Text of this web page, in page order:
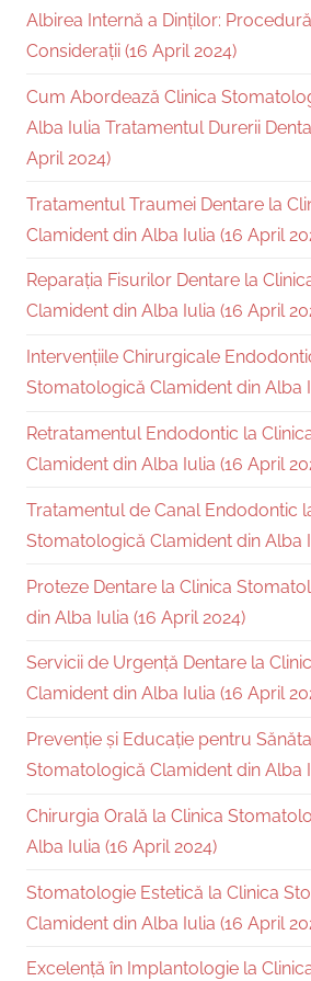
Albirea Internă a Dinților:
Considerații (16 April 2024)
Cum Abordează Clinica
Alba Iulia Tratamentul Durerii
April 2024)
Tratamentul Traumei Dentare la
Clamident din Alba Iulia (16 April
Reparația Fisurilor Dentare la
Clamident din Alba Iulia (16 April
Intervențiile Chirurgicale
Stomatologică Clamident din Alba
Retratamentul Endodontic la
Clamident din Alba Iulia (16 April
Tratamentul de Canal Endodontic
Stomatologică Clamident din Alba
Proteze Dentare la Clinica
din Alba Iulia (16 April 2024)
Servicii de Urgență Dentare la
Clamident din Alba Iulia (16 April
Prevenție și Educație pentru
Stomatologică Clamident din Alba
Chirurgia Orală la Clinica
Alba Iulia (16 April 2024)
Stomatologie Estetică la Clinica
Clamident din Alba Iulia (16 April
Excelență în Implantologie la